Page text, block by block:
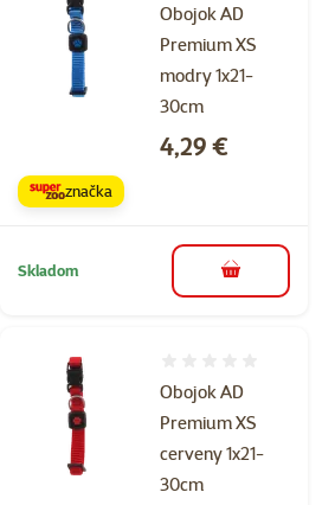
Obojok AD
Premium XS
modry 1x21-
30cm
Cena
4,29 €
značka
Skladom do košíka
Obojok AD
Premium XS
cerveny 1x21-
30cm